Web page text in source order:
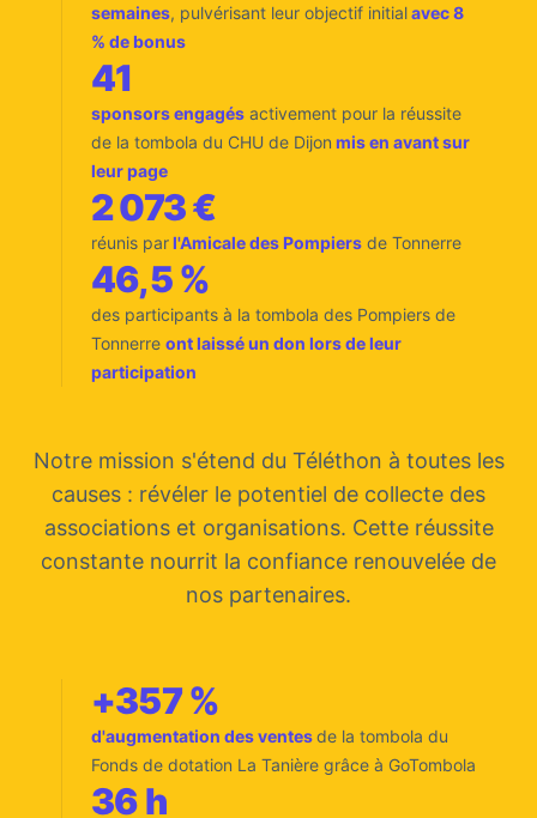
semaines, pulvérisant leur objectif initialavec 8
% de bonus
sponsors engagésactivement pour la réussite
de la tombola du CHU de Dijon mis en avant sur
leur page
41
réunis parl'Amicale des Pompiersde Tonnerre
2 073 €
des participants à la tombola des Pompiers de
Tonnerre ont laissé un don lors de leur
participation
46,5 %
Notre mission s'étend du Téléthon à toutes les
causes : révéler le potentiel de collecte des
associations et organisations. Cette réussite
constante nourrit la confiance renouvelée de
nos partenaires.
d'augmentation des ventesde la tombola du
Fonds de dotation La Tanière grâce à GoTombola
+357 %
36 h